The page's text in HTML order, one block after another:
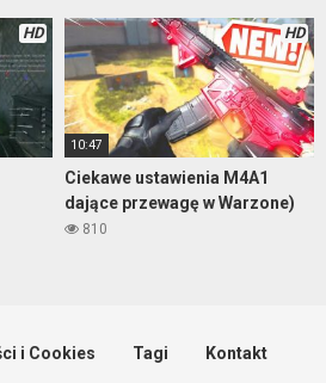
HD HD
10:47
Ciekawe ustawienia M4A1
dające przewagę w Warzone)
810
i Cookies Tagi Kontakt